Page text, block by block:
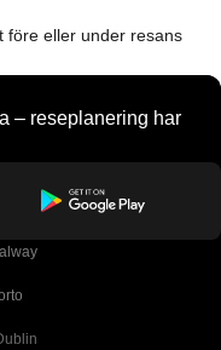
före eller under resans
– reseplanering har